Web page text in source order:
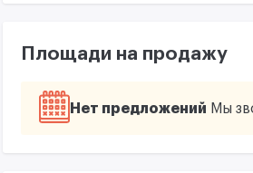
Площади на продажу
Нет предложений Мы